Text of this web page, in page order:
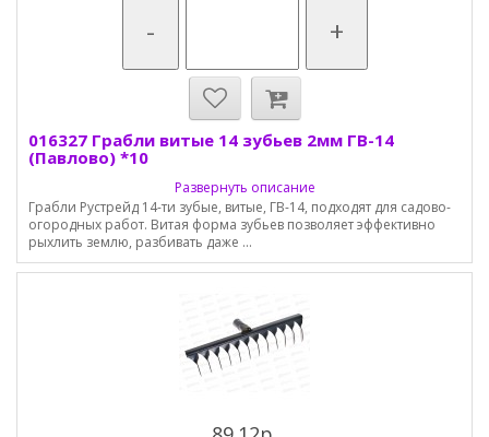
- +
016327 Грабли витые 14 зубьев 2мм ГВ-14
(Павлово) *10
Развернуть описание
Грабли Рустрейд 14-ти зубые, витые, ГВ-14, подходят для садово-
огородных работ. Витая форма зубьев позволяет эффективно
рыхлить землю, разбивать даже ...